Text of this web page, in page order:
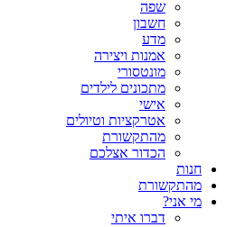
שפה
חשבון
מדע
אמנות ויצירה
מונטסורי
מתכונים לילדים
אישי
אטרקציות וטיולים
מהתקשורת
הכדור אצלכם
חנות
מהתקשורת
מי אני?
דברו איתי